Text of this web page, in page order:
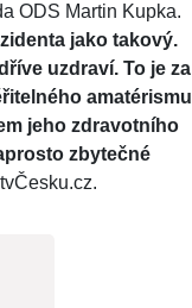
ODS Martin Kupka.
jako takový.
uzdraví. To je za
amatérismu
jeho zdravotního
zbytečné